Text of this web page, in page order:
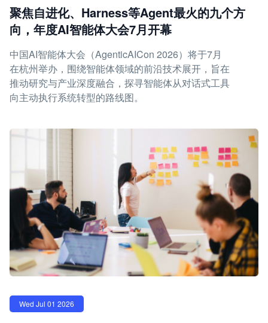
聚焦自进化、Harness等Agent最火的九个方
向，年度AI智能体大会7月开幕
中国AI智能体大会（AgenticAICon 2026）将于7月
在杭州举办，围绕智能体领域的前沿技术展开，旨在
推动研究与产业深度融合，探寻智能体从对话式工具
向主动执行系统转型的路线图。
Wed Jul 01 2026